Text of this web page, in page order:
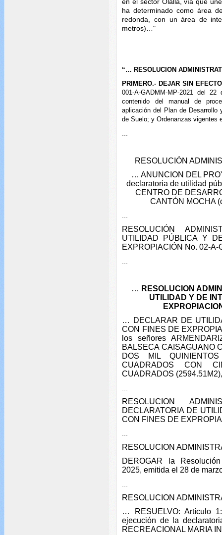
ha determinado como área
redonda, con un área de
metros)…"
“… RESOLUCION
PRIMERO.- DEJAR SIN
001-A-GADMM-MP-2021 del
contenido del manual de
aplicación del Plan de Desarrollo
de Suelo; y Ordenanzas vigentes
RESOLUCIÓN
… ANUNCION DEL
declaratoria de utilidad
CENTRO DE
CANTÓN MOCHA
RESOLUCIÓN
UTILIDAD PÚBLICA Y
EXPROPIACIÓN No. 02-A-
… RESOLUCION
UTILIDAD Y DE
… DECLARAR DE
CON FINES DE
los señores
BALSECA CAISAGUANO
DOS MIL
CUADRADOS CON
CUADRADOS
RESOLUCION
DECLARATORIA DE
CON FINES DE
RESOLUCION
DEROGAR la Resolución
2025, emitida el 28 de
RESOLUCION
… RESUELVO: Artículo
ejecución de la
RECREACIONAL MARIA